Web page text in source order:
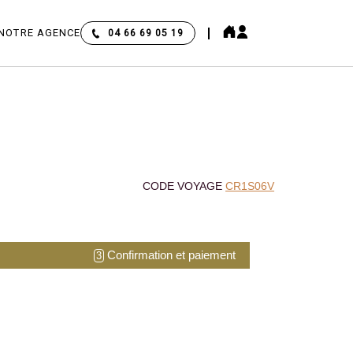
AGENCE 04 66 69 05 19
CODE VOYAGECR1S06V
3 Confirmation et paiement